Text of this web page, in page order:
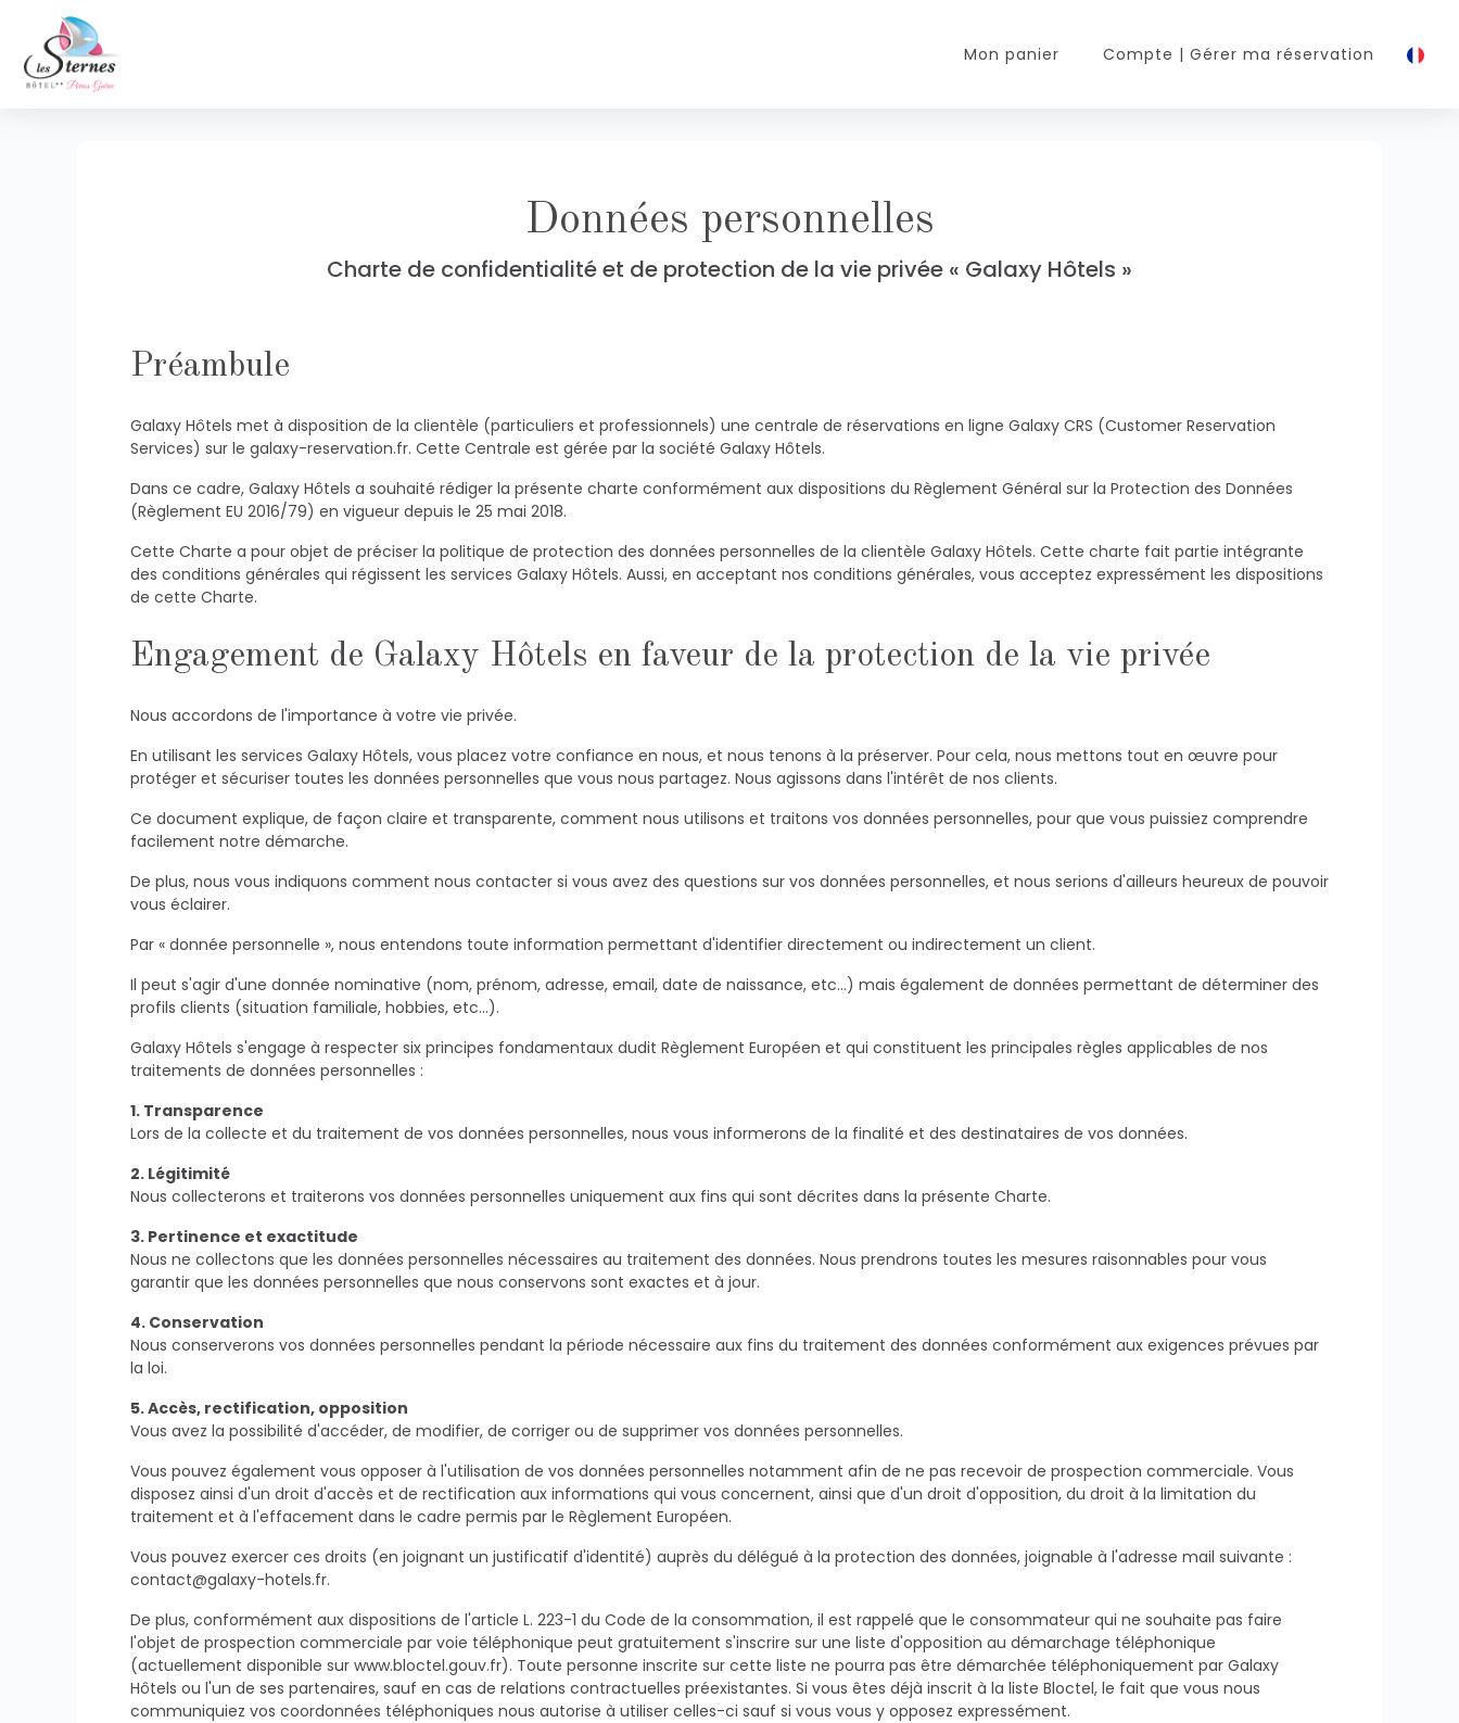
Mon panier Compte | Gérer ma réservation
Données personnelles
Charte de confidentialité et de protection de la vie privée « Galaxy Hôtels »
Préambule
Galaxy Hôtels met à disposition de la clientèle (particuliers et professionnels) une centrale de réservations en ligne Galaxy CRS (Customer Reservation
Services) sur le galaxy-reservation.fr. Cette Centrale est gérée par la société Galaxy Hôtels.
Dans ce cadre, Galaxy Hôtels a souhaité rédiger la présente charte conformément aux dispositions du Règlement Général sur la Protection des Données
(Règlement EU 2016/79) en vigueur depuis le 25 mai 2018.
Cette Charte a pour objet de préciser la politique de protection des données personnelles de la clientèle Galaxy Hôtels. Cette charte fait partie intégrante
des conditions générales qui régissent les services Galaxy Hôtels. Aussi, en acceptant nos conditions générales, vous acceptez expressément les dispositions
de cette Charte.
Engagement de Galaxy Hôtels en faveur de la protection de la vie privée
Nous accordons de l'importance à votre vie privée.
En utilisant les services Galaxy Hôtels, vous placez votre confiance en nous, et nous tenons à la préserver. Pour cela, nous mettons tout en œuvre pour
protéger et sécuriser toutes les données personnelles que vous nous partagez. Nous agissons dans l'intérêt de nos clients.
Ce document explique, de façon claire et transparente, comment nous utilisons et traitons vos données personnelles, pour que vous puissiez comprendre
facilement notre démarche.
De plus, nous vous indiquons comment nous contacter si vous avez des questions sur vos données personnelles, et nous serions d'ailleurs heureux de pouvoir
vous éclairer.
Par « donnée personnelle », nous entendons toute information permettant d'identifier directement ou indirectement un client.
Il peut s'agir d'une donnée nominative (nom, prénom, adresse, email, date de naissance, etc…) mais également de données permettant de déterminer des
profils clients (situation familiale, hobbies, etc…).
Galaxy Hôtels s'engage à respecter six principes fondamentaux dudit Règlement Européen et qui constituent les principales règles applicables de nos
traitements de données personnelles :
1. Transparence
Lors de la collecte et du traitement de vos données personnelles, nous vous informerons de la finalité et des destinataires de vos données.
2. Légitimité
Nous collecterons et traiterons vos données personnelles uniquement aux fins qui sont décrites dans la présente Charte.
3. Pertinence et exactitude
Nous ne collectons que les données personnelles nécessaires au traitement des données. Nous prendrons toutes les mesures raisonnables pour vous
garantir que les données personnelles que nous conservons sont exactes et à jour.
4. Conservation
Nous conserverons vos données personnelles pendant la période nécessaire aux fins du traitement des données conformément aux exigences prévues par
la loi.
5. Accès, rectification, opposition
Vous avez la possibilité d'accéder, de modifier, de corriger ou de supprimer vos données personnelles.
Vous pouvez également vous opposer à l'utilisation de vos données personnelles notamment afin de ne pas recevoir de prospection commerciale. Vous
disposez ainsi d'un droit d'accès et de rectification aux informations qui vous concernent, ainsi que d'un droit d'opposition, du droit à la limitation du
traitement et à l'effacement dans le cadre permis par le Règlement Européen.
Vous pouvez exercer ces droits (en joignant un justificatif d'identité) auprès du délégué à la protection des données, joignable à l'adresse mail suivante :
contact@galaxy-hotels.fr.
De plus, conformément aux dispositions de l'article L. 223-1 du Code de la consommation, il est rappelé que le consommateur qui ne souhaite pas faire
l'objet de prospection commerciale par voie téléphonique peut gratuitement s'inscrire sur une liste d'opposition au démarchage téléphonique
(actuellement disponible sur www.bloctel.gouv.fr). Toute personne inscrite sur cette liste ne pourra pas être démarchée téléphoniquement par Galaxy
Hôtels ou l'un de ses partenaires, sauf en cas de relations contractuelles préexistantes. Si vous êtes déjà inscrit à la liste Bloctel, le fait que vous nous
communiquiez vos coordonnées téléphoniques nous autorise à utiliser celles-ci sauf si vous vous y opposez expressément.